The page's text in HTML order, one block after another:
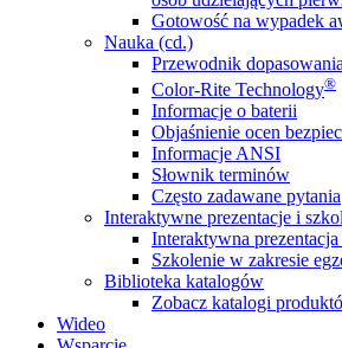
Gotowość na wypadek
Nauka (cd.)
Przewodnik
Color-Rite Technology®
Informacje o baterii
Objaśnienie ocen
Informacje ANSI
Słownik terminów
Często zadawane pytania
Interaktywne prezentacje i
Interaktywna
Szkolenie w zakresie
Biblioteka katalogów
Zobacz katalogi
Wideo